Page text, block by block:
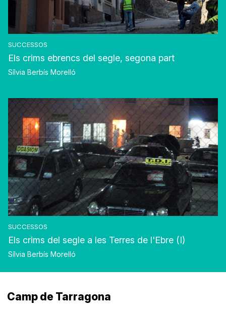
SUCCESSOS
Els crims ebrencs del segle, segona part
Sílvia Berbís Morelló
SUCCESSOS
Els crims del segle a les Terres de l'Ebre (I)
Sílvia Berbís Morelló
Camp de Tarragona